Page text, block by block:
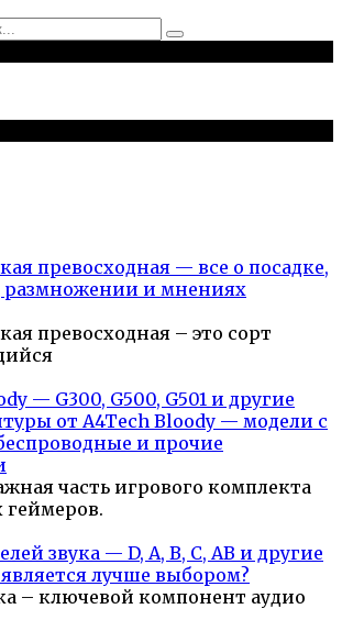
превосходная — все о посадке,
размножении и мнениях
превосходная – это сорт
— G300, G500, G501 и другие
от A4Tech Bloody — модели с
и прочие
часть игрового комплекта
геймеров.
звука — D, A, B, C, AB и другие
лучше выбором?
– ключевой компонент аудио